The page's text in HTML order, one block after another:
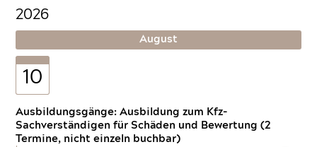
2026
August
10
Ausbildungsgänge: Ausbildung zum Kfz-
Sachverständigen für Schäden und Bewertung (2
Termine, nicht einzeln buchbar)